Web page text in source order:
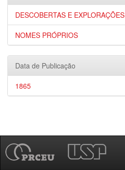
DESCOBERTAS E EXPLORAÇÕES
NOMES PRÓPRIOS
Data de Publicação
1865